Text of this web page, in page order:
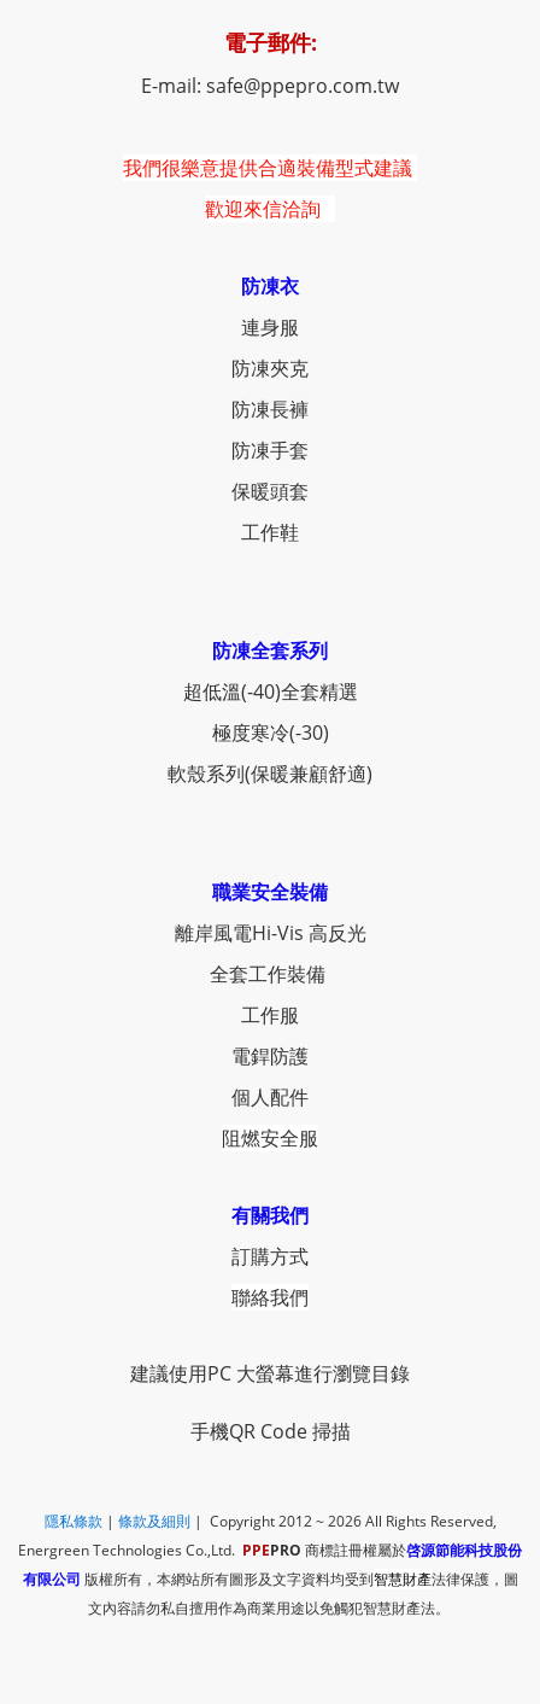
電子郵件:
E-mail: safe@ppepro.com.tw
我們很樂意提供合適裝備型式建議
歡迎來信洽詢
防凍衣
連身服
防凍夾克
防凍長褲
防凍手套
保暖頭套
工作鞋
防凍全套系列
超低溫(-40)全套精選
極度寒冷(-30)
軟殼系列(保暖兼顧舒適)
職業安全裝備
離岸風電Hi-Vis 高反光
全套工作裝備
工作服
電銲防護
個人配件
阻燃安全服
有關我們
訂購方式
聯絡我們
建議使用PC 大螢幕進行瀏覽目錄
手機QR Code 掃描
隱私條款 | 條款及細則| Copyright 2012 ~ 2026 All Rights Reserved,
Energreen Technologies Co.,Ltd. PPEPRO 商標註冊權屬於啓源節能科技股份
有限公司 版權所有，本網站所有圖形及文字資料均受到智慧財產法律保護，圖
文內容請勿私自擅用作為商業用途以免觸犯智慧財產法。